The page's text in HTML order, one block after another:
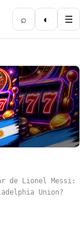
⌕ ◐ ☰
de Lionel Messi:
Union?